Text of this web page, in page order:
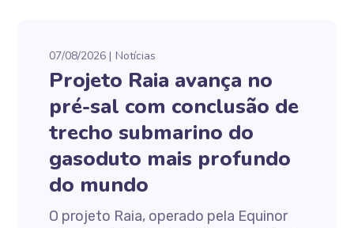
07/08/2026 Notícias
Projeto Raia avança no
pré-sal com conclusão de
trecho submarino do
gasoduto mais profundo
do mundo
O projeto Raia, operado pela Equinor